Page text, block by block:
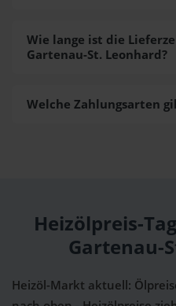
Wie lange ist die
Gartenau-St. Leonhard?
Welche Zahlungsarten
Heizölpreis-
Gartenau-
Heizöl-Markt aktuell: